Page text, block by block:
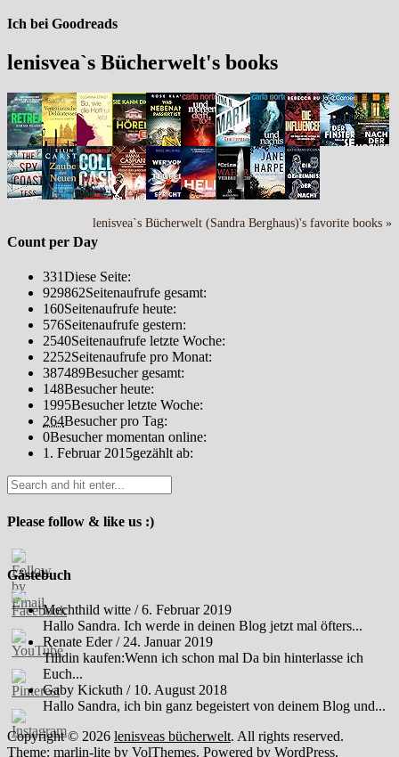
Ich bei Goodreads
lenisvea`s Bücherwelt's books
lenisvea`s Bücherwelt (Sandra Berghaus)'s favorite books »
Count per Day
331Diese Seite:
929862Seitenaufrufe gesamt:
160Seitenaufrufe heute:
576Seitenaufrufe gestern:
2540Seitenaufrufe letzte Woche:
2252Seitenaufrufe pro Monat:
387489Besucher gesamt:
148Besucher heute:
1995Besucher letzte Woche:
264Besucher pro Tag:
0Besucher momentan online:
1. Februar 2015gezählt ab:
Please follow & like us :)
Gästebuch
Mechthild witte /6. Februar 2019
Hallo Sandra. Ich werde in deinen Blog jetzt mal öfters...
Renate Eder/24. Januar 2019
Tilidin kaufen:Wenn ich schon mal Da bin hinterlasse ich
Euch...
Gaby Kickuth / 10. August 2018
Hallo Sandra, ich bin ganz begeistert von deinem Blog und...
Copyright © 2026 lenisveas bücherwelt. All rights reserved.
Theme: marlin-lite by VolThemes. Powered by WordPress.